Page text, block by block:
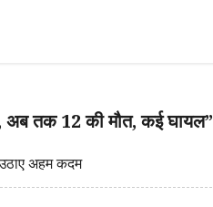
अब तक 12 की मौत, कई घायल”
अहम कदम